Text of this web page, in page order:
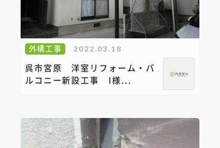
外構工事 2022.03.18
呉市宮原 洋室リフォーム・バ
ルコニー新設工事 I様...